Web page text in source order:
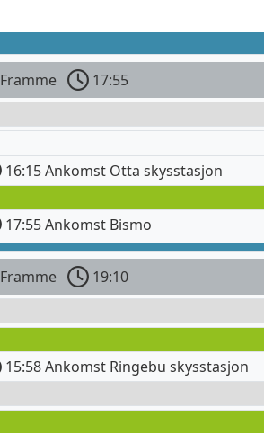
Framme
17:55
16:15 Ankomst Otta skysstasjon
17:55 Ankomst Bismo
Framme
19:10
15:58 Ankomst Ringebu skysstasjon